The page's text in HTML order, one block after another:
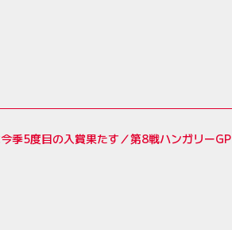
季5度目の入賞果たす／第8戦ハンガリーGP